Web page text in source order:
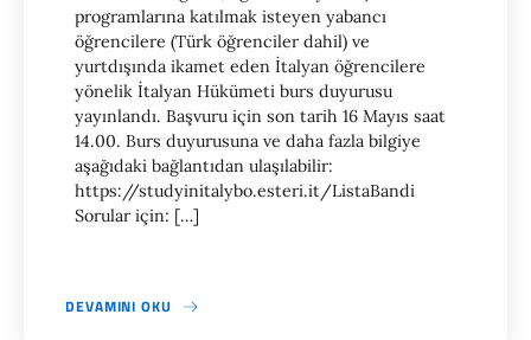
programlarına katılmak isteyen yabancı
öğrencilere (Türk öğrenciler dahil) ve
yurtdışında ikamet eden İtalyan öğrencilere
yönelik İtalyan Hükümeti burs duyurusu
yayınlandı. Başvuru için son tarih 16 Mayıs saat
14.00. Burs duyurusuna ve daha fazla bilgiye
aşağıdaki bağlantıdan ulaşılabilir:
https://studyinitalybo.esteri.it/ListaBandi
Sorular için: […]
DEVAMINI OKU